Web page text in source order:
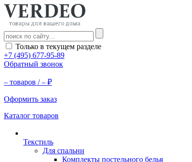
Только в текущем разделе
+7 (495) 677-95-89
Обратный звонок
– товаров /– ₽
Оформить заказ
Каталог товаров
Текстиль
Для спальни
Комплекты постельного белья